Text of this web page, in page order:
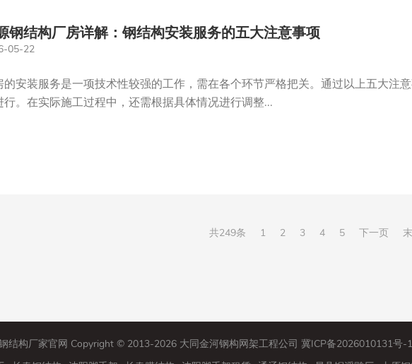
钢结构厂房详解：钢结构安装服务的五大注意事项
05-22
安装服务是一项技术性较强的工作，需在各个环节严格把关。通过以上五大注
。在实际施工过程中，还需根据具体情况进行调整...
共249条 1 2 3 4 5 下一页
结构厂家官网 Copyright © 2013-2026 大同金河钢构网架工程公司 冀ICP备2026010131号-1